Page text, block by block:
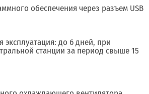
обеспечения через разъем USB
эксплуатация: до 6 дней, при
станции за период свыше 15